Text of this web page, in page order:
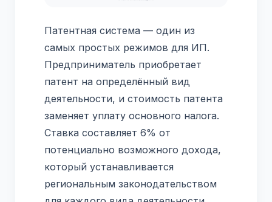
Патентная система — один из
самых простых режимов для ИП.
Предприниматель приобретает
патент на определённый вид
деятельности, и стоимость патента
заменяет уплату основного налога.
Ставка составляет 6% от
потенциально возможного дохода,
который устанавливается
региональным законодательством